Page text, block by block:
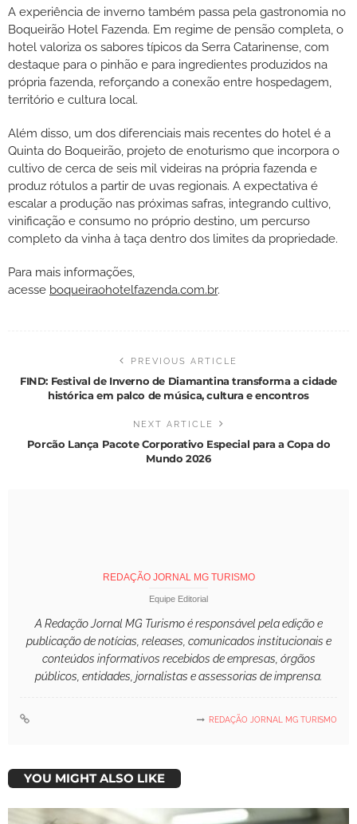
A experiência de inverno também passa pela gastronomia no
Boqueirão Hotel Fazenda. Em regime de pensão completa, o
hotel valoriza os sabores típicos da Serra Catarinense, com
destaque para o pinhão e para ingredientes produzidos na
própria fazenda, reforçando a conexão entre hospedagem,
território e cultura local.
Além disso, um dos diferenciais mais recentes do hotel é a
Quinta do Boqueirão, projeto de enoturismo que incorpora o
cultivo de cerca de seis mil videiras na própria fazenda e
produz rótulos a partir de uvas regionais. A expectativa é
escalar a produção nas próximas safras, integrando cultivo,
vinificação e consumo no próprio destino, um percurso
completo da vinha à taça dentro dos limites da propriedade.
Para mais informações,
acesse boqueiraohotelfazenda.com.br.
PREVIOUS ARTICLE
FIND: Festival de Inverno de Diamantina transforma a cidade
histórica em palco de música, cultura e encontros
NEXT ARTICLE
Porcão Lança Pacote Corporativo Especial para a Copa do
Mundo 2026
REDAÇÃO JORNAL MG TURISMO
Equipe Editorial
A Redação Jornal MG Turismo é responsável pela edição e
publicação de notícias, releases, comunicados institucionais e
conteúdos informativos recebidos de empresas, órgãos
públicos, entidades, jornalistas e assessorias de imprensa.
REDAÇÃO JORNAL MG TURISMO
YOU MIGHT ALSO LIKE